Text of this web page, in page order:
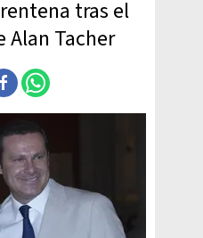
tras el
Alan Tacher